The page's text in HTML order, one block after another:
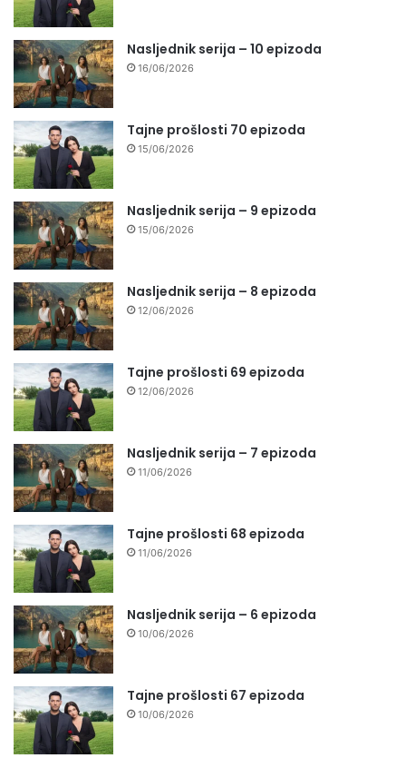
Nasljednik serija – 10 epizoda
16/06/2026
Tajne prošlosti 70 epizoda
15/06/2026
Nasljednik serija – 9 epizoda
15/06/2026
Nasljednik serija – 8 epizoda
12/06/2026
Tajne prošlosti 69 epizoda
12/06/2026
Nasljednik serija – 7 epizoda
11/06/2026
Tajne prošlosti 68 epizoda
11/06/2026
Nasljednik serija – 6 epizoda
10/06/2026
Tajne prošlosti 67 epizoda
10/06/2026